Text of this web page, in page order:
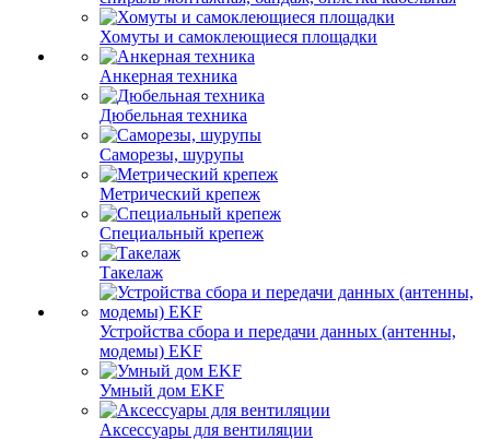
Хомуты и самоклеющиеся площадки
Анкерная техника
Дюбельная техника
Саморезы, шурупы
Метрический крепеж
Специальный крепеж
Такелаж
Устройства сбора и передачи данных (антенны,
модемы) EKF
Умный дом EKF
Аксессуары для вентиляции